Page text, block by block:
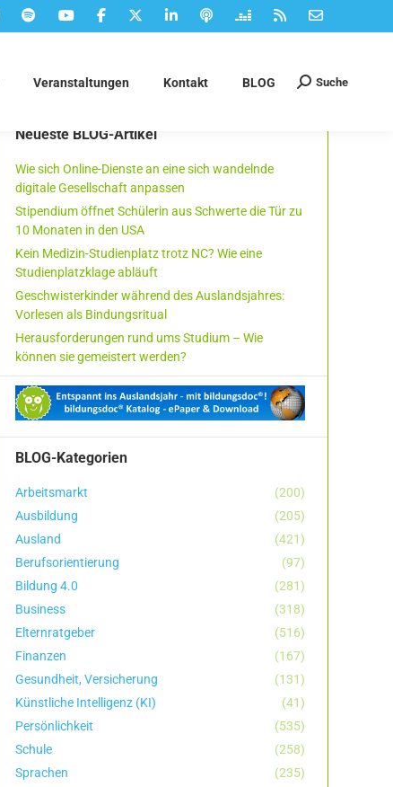
Veranstaltungen Kontakt BLOG Suchen:
Suche
Neueste BLOG-Artikel
Wie sich Online-Dienste an eine sich wandelnde
digitale Gesellschaft anpassen
Stipendium öffnet Schülerin aus Schwerte die Tür zu
10 Monaten in den USA
Kein Medizin-Studienplatz trotz NC? Wie eine
Studienplatzklage abläuft
Geschwisterkinder während des Auslandsjahres:
Vorlesen als Bindungsritual
Herausforderungen rund ums Studium – Wie
können sie gemeistert werden?
BLOG-Kategorien
Arbeitsmarkt
(200)
Ausbildung
(205)
Ausland
(421)
Berufsorientierung
(97)
Bildung 4.0
(281)
Business
(318)
Elternratgeber
(516)
Finanzen
(167)
Gesundheit, Versicherung
(131)
Künstliche Intelligenz (KI)
(41)
Persönlichkeit
(535)
Schule
(258)
Sprachen
(235)